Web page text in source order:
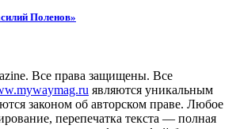
Поленов»
Все права защищены. Все
являются уникальным
законом об авторском праве. Любое
перепечатка текста — полная